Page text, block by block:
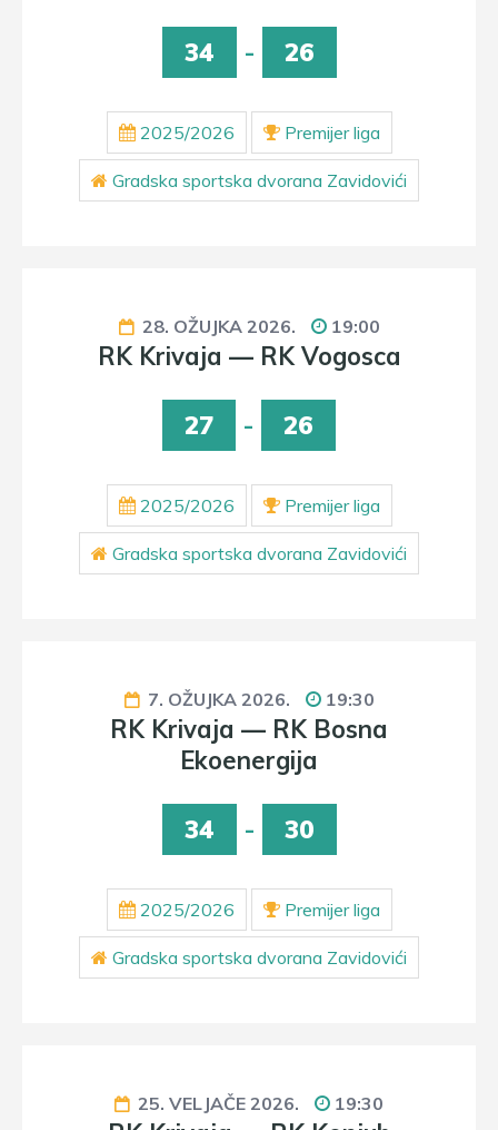
34 - 26
2025/2026 Premijer liga
Gradska sportska dvorana Zavidovići
28. OŽUJKA 2026. 19:00
RK Krivaja — RK Vogosca
27 - 26
2025/2026 Premijer liga
Gradska sportska dvorana Zavidovići
7. OŽUJKA 2026. 19:30
RK Krivaja — RK Bosna
Ekoenergija
34 - 30
2025/2026 Premijer liga
Gradska sportska dvorana Zavidovići
25. VELJAČE 2026. 19:30